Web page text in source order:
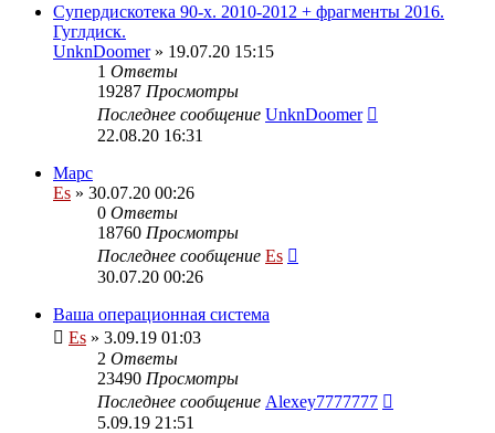
Супердискотека 90-х. 2010-2012 + фрагменты 2016.
Гуглдиск.
UnknDoomer» 19.07.20 15:15
1 Ответы
19287 Просмотры
Последнее сообщение UnknDoomer
22.08.20 16:31
Марс
Es » 30.07.20 00:26
0 Ответы
18760 Просмотры
Последнее сообщение Es
30.07.20 00:26
Ваша операционная система
Es » 3.09.19 01:03
2 Ответы
23490 Просмотры
Последнее сообщение Alexey7777777
5.09.19 21:51